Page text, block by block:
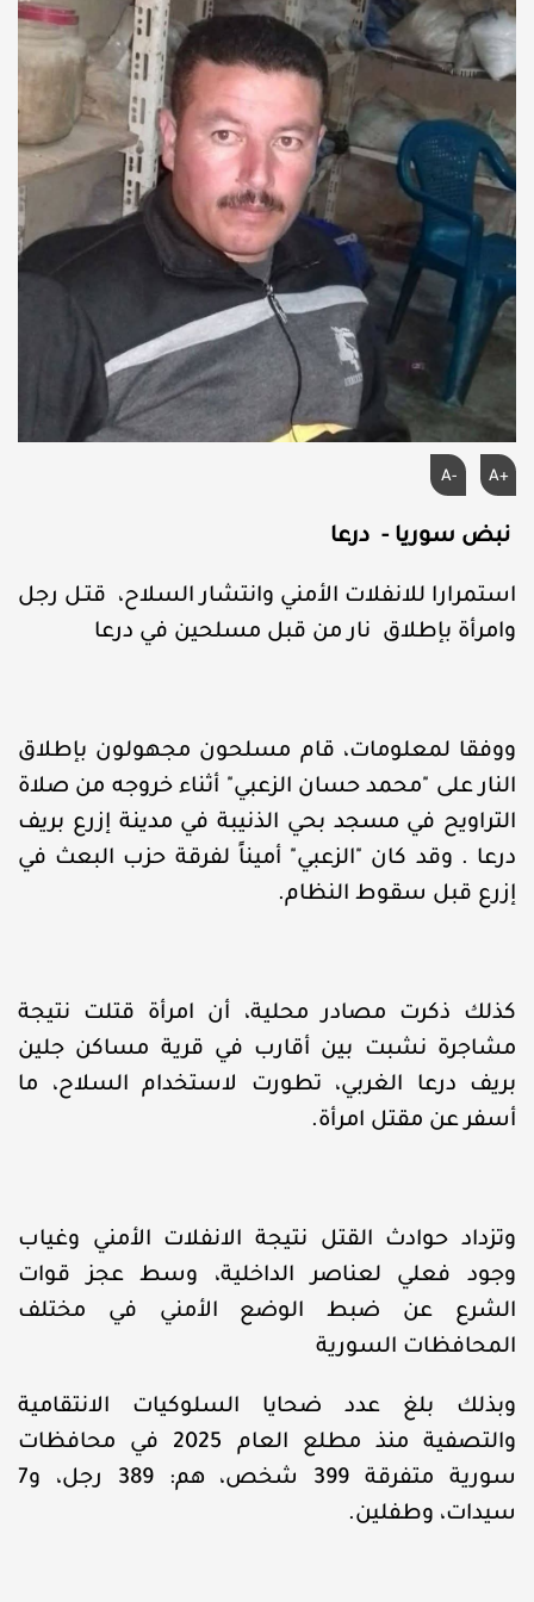
A+
A-
نبض سوريا - درعا
استمرارا للانفلات الأمني وانتشار السلاح، قتـل رجل
وامرأة بإطلاق نار من قبل مسلحين في درعا
ووفقا لمعلومات، قام مسلحون مجهولون بإطلاق
النار على "محمد حسان الزعبي" أثناء خروجه من صلاة
التراويح في مسجد بحي الذنيبة في مدينة إزرع بريف
درعا . وقد كان "الزعبي" أميناً لفرقة حزب البعث في
إزرع قبل سقوط النظام.
كذلك ذكرت مصادر محلية، أن امرأة قتلت نتيجة
مشاجرة نشبت بين أقارب في قرية مساكن جلين
بريف درعا الغربي، تطورت لاستخدام السلاح، ما
أسفر عن مقتل امرأة.
وتزداد حوادث القتل نتيجة الانفلات الأمني وغياب
وجود فعلي لعناصر الداخلية، وسط عجز قوات
الشرع عن ضبط الوضع الأمني في مختلف
المحافظات السورية
وبذلك بلغ عدد ضحايا السلوكيات الانتقامية
والتصفية منذ مطلع العام 2025 في محافظات
سورية متفرقة 399 شخص، هم: 389 رجل، و7
سيدات، وطفلين.